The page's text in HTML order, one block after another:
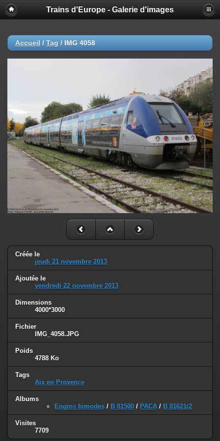
Trains d'Europe - Galerie d'images
Accueil / Tag / IMG 4058
Créée le
jeudi 21 novembre 2013
Ajoutée le
vendredi 22 novembre 2013
Dimensions
4000*3000
Fichier
IMG_4058.JPG
Poids
4788 Ko
Tags
Aix en Provence
Albums
Engins bimodes / B 81500 / PACA / B 81621/2
Visites
7709